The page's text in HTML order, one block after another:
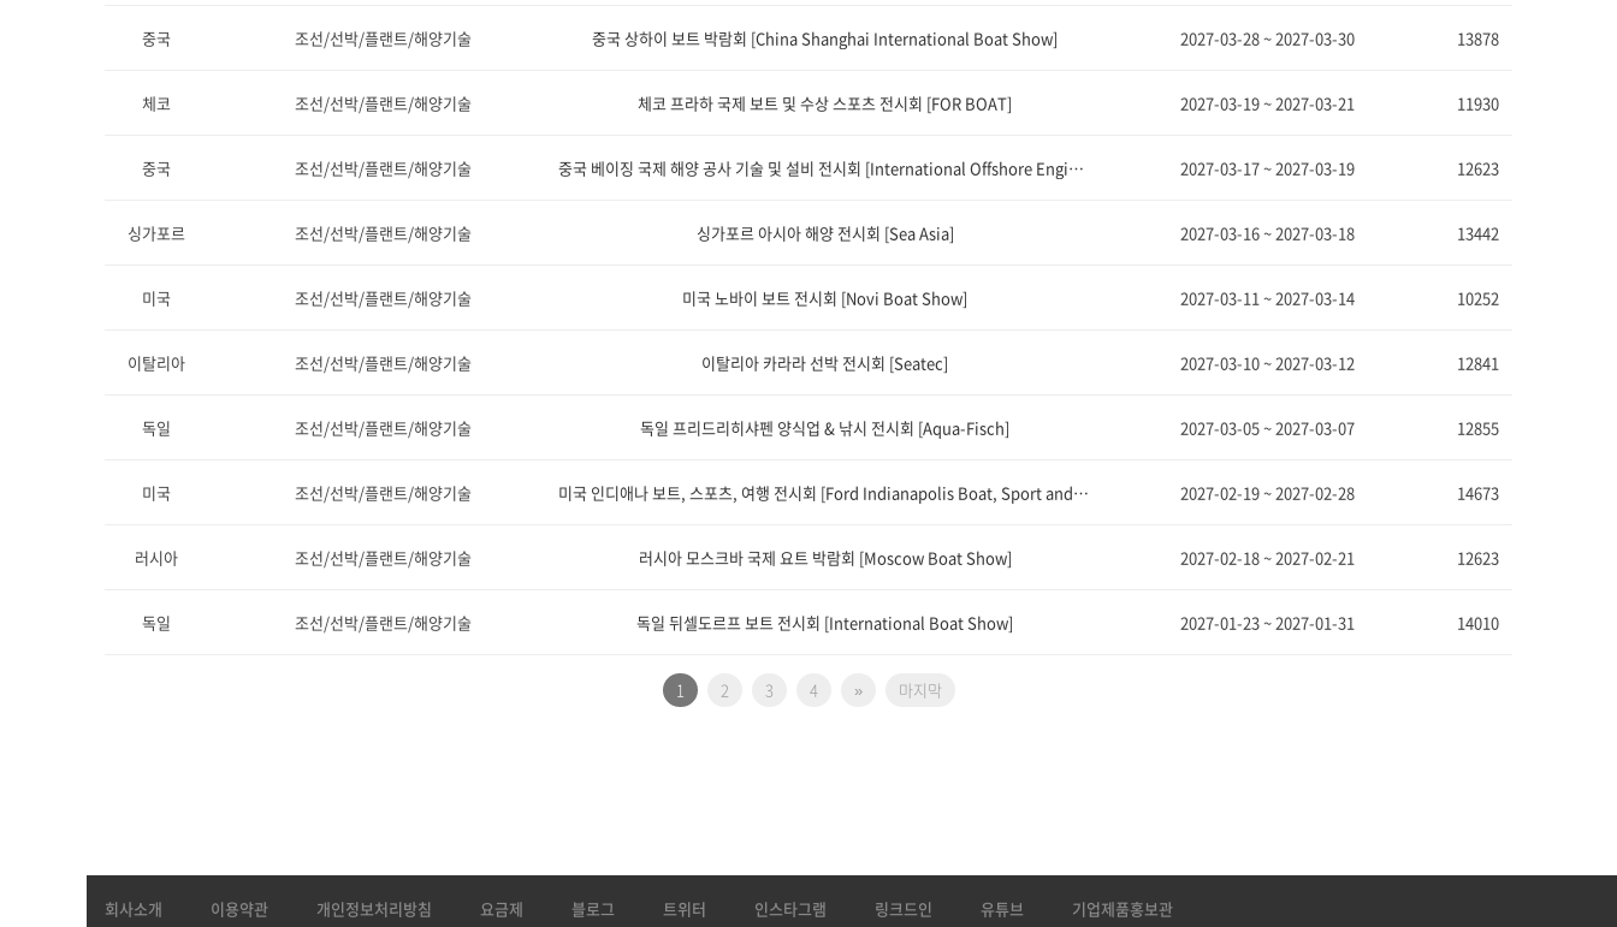
중국 조선/선박/플랜트/해양기술 중국 상하이 보트 박람회 [China Shanghai International Boat Show] 2027-03-28 ~ 2027-03-30 13878
체코 조선/선박/플랜트/해양기술 체코 프라하 국제 보트 및 수상 스포츠 전시회 [FOR BOAT] 2027-03-19 ~ 2027-03-21 11930
중국 조선/선박/플랜트/해양기술 중국 베이징 국제 해양 공사 기술 및 설비 전시회 [International Offshore Engineering Technology & Equipment Exhibition] 2027-03-17 ~ 2027-03-19 12623
싱가포르 조선/선박/플랜트/해양기술 싱가포르 아시아 해양 전시회 [Sea Asia] 2027-03-16 ~ 2027-03-18 13442
미국 조선/선박/플랜트/해양기술 미국 노바이 보트 전시회 [Novi Boat Show] 2027-03-11 ~ 2027-03-14 10252
이탈리아 조선/선박/플랜트/해양기술 이탈리아 카라라 선박 전시회 [Seatec] 2027-03-10 ~ 2027-03-12 12841
독일 조선/선박/플랜트/해양기술 독일 프리드리히샤펜 양식업 & 낚시 전시회 [Aqua-Fisch] 2027-03-05 ~ 2027-03-07 12855
미국 조선/선박/플랜트/해양기술 미국 인디애나 보트, 스포츠, 여행 전시회 [Ford Indianapolis Boat, Sport and Travel Show] 2027-02-19 ~ 2027-02-28 14673
러시아 조선/선박/플랜트/해양기술 러시아 모스크바 국제 요트 박람회 [Moscow Boat Show] 2027-02-18 ~ 2027-02-21 12623
독일 조선/선박/플랜트/해양기술 독일 뒤셀도르프 보트 전시회 [International Boat Show] 2027-01-23 ~ 2027-01-31 14010
1 2 3 4 » 마지막
회사소개 이용약관 개인정보처리방침 요금제 블로그 트위터 인스타그램 링크드인 유튜브 기업제품홍보관